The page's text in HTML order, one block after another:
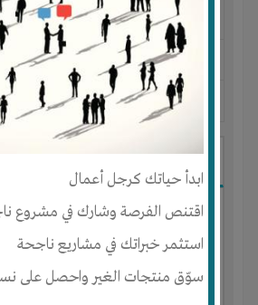
ابدأ حياتك كرجل أعمال
اقتنص الفرصة وشارك في مشروع
استثمر خبراتك في مشاريع ناجحة
سوّق منتجات الغير واحصل على
لديـه :المال علاقات
المكان :مصر -القاهرة -المقطم
آخر ظهور: : منذ 3 اشهر
ابو محمد